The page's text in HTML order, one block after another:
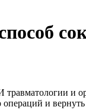
и
операций и